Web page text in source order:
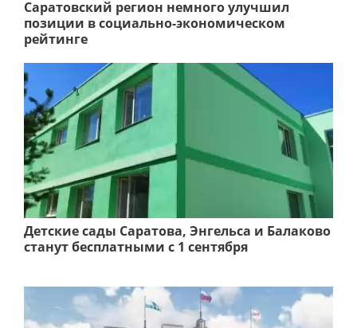
Саратовский регион немного улучшил
позиции в социально-экономическом
рейтинге
Детские сады Саратова, Энгельса и Балаково
станут бесплатными с 1 сентября